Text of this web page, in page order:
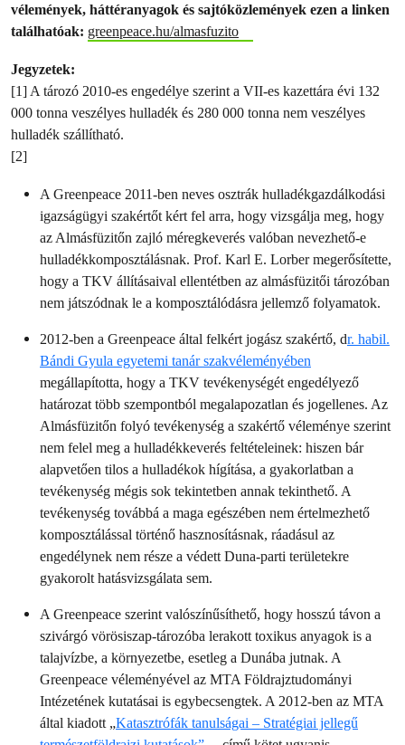
vélemények, háttéranyagok és sajtóközlemények ezen a linken
találhatóak: greenpeace.hu/almasfuzito
Jegyzetek:
[1] A tározó 2010-es engedélye szerint a VII-es kazettára évi 132
000 tonna veszélyes hulladék és 280 000 tonna nem veszélyes
hulladék szállítható.
[2]
A Greenpeace 2011-ben neves osztrák hulladékgazdálkodási
igazságügyi szakértőt kért fel arra, hogy vizsgálja meg, hogy
az Almásfüzitőn zajló méregkeverés valóban nevezhető-e
hulladékkomposztálásnak. Prof. Karl E. Lorber megerősítette,
hogy a TKV állításaival ellentétben az almásfüzitői tározóban
nem játszódnak le a komposztálódásra jellemző folyamatok.
2012-ben a Greenpeace által felkért jogász szakértő, dr. habil.
Bándi Gyula egyetemi tanár szakvéleményében
megállapította, hogy a TKV tevékenységét engedélyező
határozat több szempontból megalapozatlan és jogellenes. Az
Almásfüzitőn folyó tevékenység a szakértő véleménye szerint
nem felel meg a hulladékkeverés feltételeinek: hiszen bár
alapvetően tilos a hulladékok hígítása, a gyakorlatban a
tevékenység mégis sok tekintetben annak tekinthető. A
tevékenység továbbá a maga egészében nem értelmezhető
komposztálással történő hasznosításnak, ráadásul az
engedélynek nem része a védett Duna-parti területekre
gyakorolt hatásvizsgálata sem.
A Greenpeace szerint valószínűsíthető, hogy hosszú távon a
szivárgó vörösiszap-tározóba lerakott toxikus anyagok is a
talajvízbe, a környezetbe, esetleg a Dunába jutnak. A
Greenpeace véleményével az MTA Földrajztudományi
Intézetének kutatásai is egybecsengtek. A 2012-ben az MTA
által kiadott „Katasztrófák tanulságai – Stratégiai jellegű